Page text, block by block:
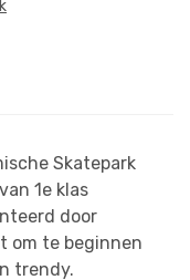
Skatepark
1e klas
door
om te beginnen
trendy.